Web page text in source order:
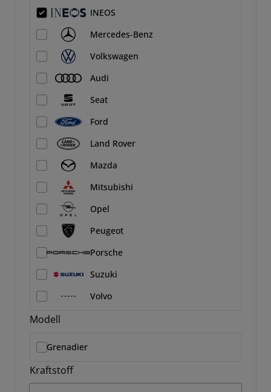
INEOS
Mercedes-Benz
Volkswagen
Audi
Seat
Ford
Land Rover
Mazda
Mitsubishi
Opel
Peugeot
Porsche
Suzuki
Volvo
Modell
Grenadier
Kraftstoff